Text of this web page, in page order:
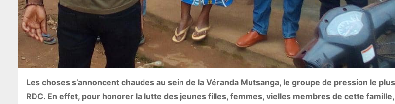
Les choses s’annoncent chaudes au sein de la Véranda Mutsanga, le groupe de pression le
RDC. En effet, pour honorer la lutte des jeunes filles, femmes, vielles membres de cette